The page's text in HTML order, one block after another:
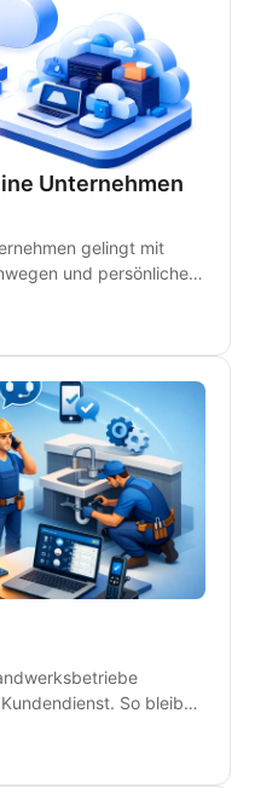
Unternehmen
gelingt mit
und persönlicher
So bleiben